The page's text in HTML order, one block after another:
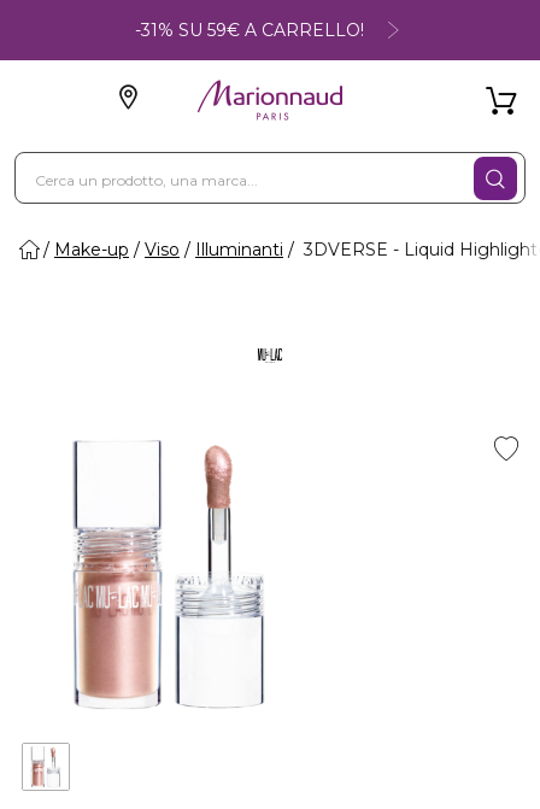
-31% SU 59€ A CARRELLO!
Make-up Viso Illuminanti 3DVERSE - Liquid